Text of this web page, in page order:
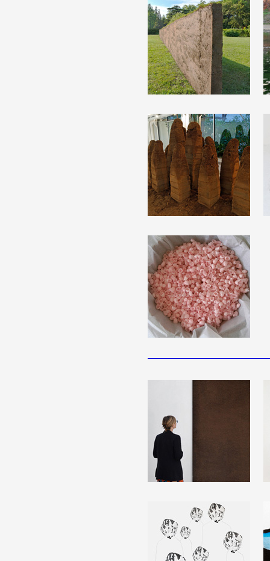
Collection vidéos
Candidater